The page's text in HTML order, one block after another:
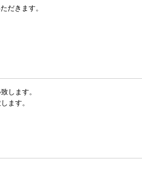
だきます。
します。
ます。